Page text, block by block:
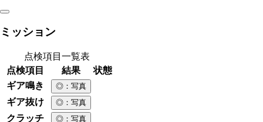
ミッション
点検項目一覧表
点検項目
結果
状態
ギア鳴き
◎ ：写真
ギア抜け ◎ ：写真
クラッチ ◎ ：写真